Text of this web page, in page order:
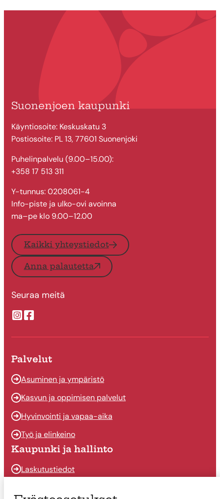
Suonenjoen kaupunki
Käyntiosoite: Keskuskatu 3
Postiosoite: PL 13, 77601 Suonenjoki
Puhelinpalvelu (9.00–15.00):
+358 17 513 311
Y-tunnus: 0208061-4
Info-piste ja ulko-ovi avoinna
ma–pe klo 9.00–12.00
Kaikki yhteystiedot
Anna palautetta
Seuraa meitä
Suonenjoen kaupungin Instragram
Suonenjoen kaupungin Facebook
Palvelut
Asuminen ja ympäristö
Kasvun ja oppimisen palvelut
Hyvinvointi ja vapaa-aika
Työ ja elinkeino
Kaupunki ja hallinto
Laskutustiedot